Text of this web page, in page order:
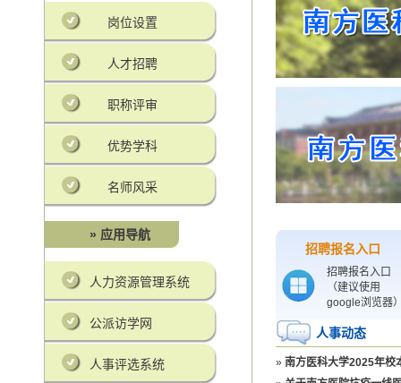
岗位设置
人才招聘
职称评审
优势学科
名师风采
» 应用导航
人力资源管理系统
公派访学网
人事评选系统
招聘报名入口
招聘报名入口
（建议使用
google浏览器
人事动态
» 南方医科大学2025年校